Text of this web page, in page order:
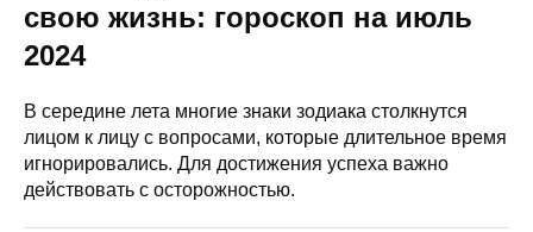
свою жизнь: гороскоп на июль
2024
В середине лета многие знаки зодиака столкнутся
лицом к лицу с вопросами, которые длительное время
игнорировались. Для достижения успеха важно
действовать с осторожностью.